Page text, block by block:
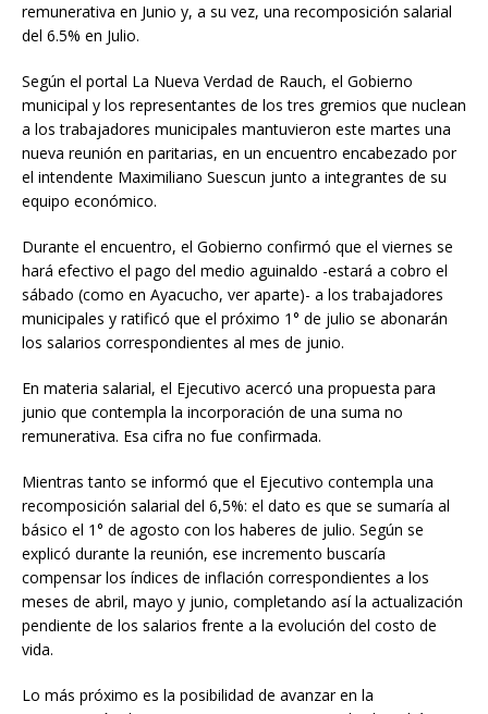
remunerativa en Junio y, a su vez, una recomposición salarial
del 6.5% en Julio.
Según el portal La Nueva Verdad de Rauch, el Gobierno
municipal y los representantes de los tres gremios que nuclean
a los trabajadores municipales mantuvieron este martes una
nueva reunión en paritarias, en un encuentro encabezado por
el intendente Maximiliano Suescun junto a integrantes de su
equipo económico.
Durante el encuentro, el Gobierno confirmó que el viernes se
hará efectivo el pago del medio aguinaldo -estará a cobro el
sábado (como en Ayacucho, ver aparte)- a los trabajadores
municipales y ratificó que el próximo 1° de julio se abonarán
los salarios correspondientes al mes de junio.
En materia salarial, el Ejecutivo acercó una propuesta para
junio que contempla la incorporación de una suma no
remunerativa. Esa cifra no fue confirmada.
Mientras tanto se informó que el Ejecutivo contempla una
recomposición salarial del 6,5%: el dato es que se sumaría al
básico el 1° de agosto con los haberes de julio. Según se
explicó durante la reunión, ese incremento buscaría
compensar los índices de inflación correspondientes a los
meses de abril, mayo y junio, completando así la actualización
pendiente de los salarios frente a la evolución del costo de
vida.
Lo más próximo es la posibilidad de avanzar en la